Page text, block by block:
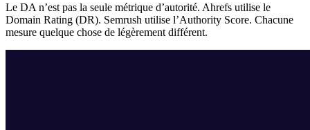
Le DA n’est pas la seule métrique d’autorité. Ahrefs utilise le
Domain Rating (DR). Semrush utilise l’Authority Score. Chacune
mesure quelque chose de légèrement différent.